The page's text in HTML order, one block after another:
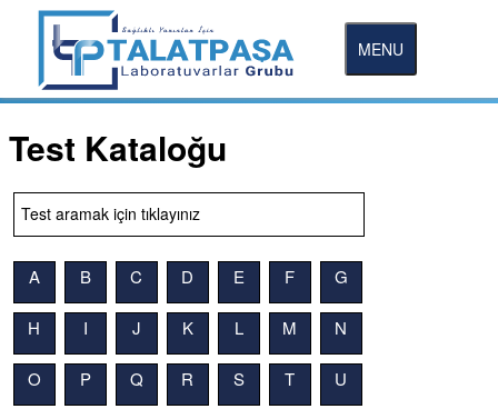
MENU
Test Kataloğu
A B C D E F G
H I J K L M N
O P Q R S T U